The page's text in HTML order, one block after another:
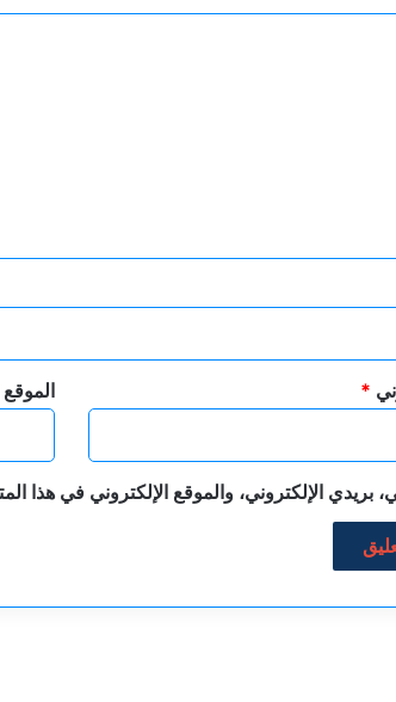
* الموقع
الإلكتروني، والموقع الإلكتروني في هذا